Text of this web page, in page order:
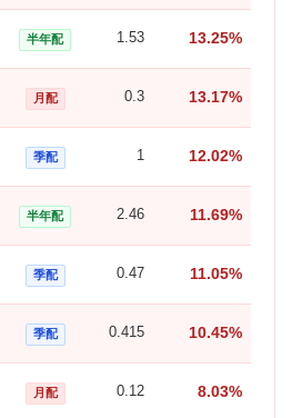
半年配 1.53 13.25%
月配 0.3 13.17%
季配 1 12.02%
半年配 2.46 11.69%
季配 0.47 11.05%
季配 0.415 10.45%
月配 0.12 8.03%